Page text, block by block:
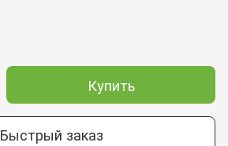
Купить
Быстрый заказ